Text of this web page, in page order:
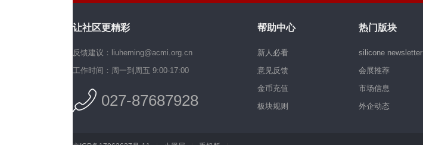
硅
让社区更精彩
反馈建议：liuheming@acmi.org.cn
工作时间：周一到周五 9:00-17:00
027-87687928
帮助中心
新人必看
意见反馈
金币充值
板块规则
热门版块
silicone newsletter
会展推荐
市场信息
外企动态